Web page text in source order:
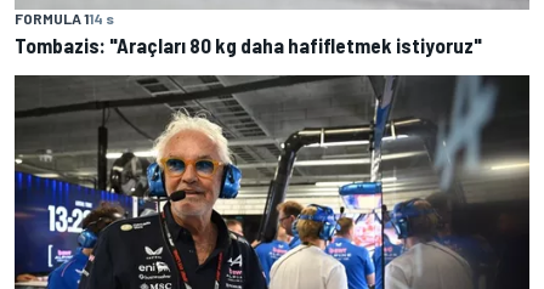
FORMULA 114 s
Tombazis: "Araçları 80 kg daha hafifletmek istiyoruz"